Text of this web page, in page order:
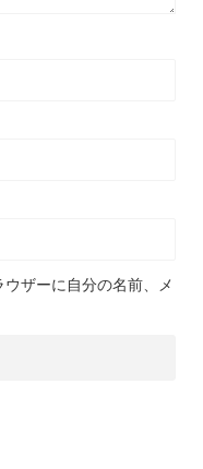
ザーに自分の名前、メ